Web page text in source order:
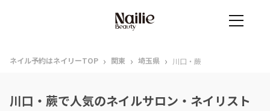
ネイル予約はネイリーTOP › 関東 › 埼玉県 › 川口・蕨
川口・蕨で人気のネイルサロン・ネイリスト